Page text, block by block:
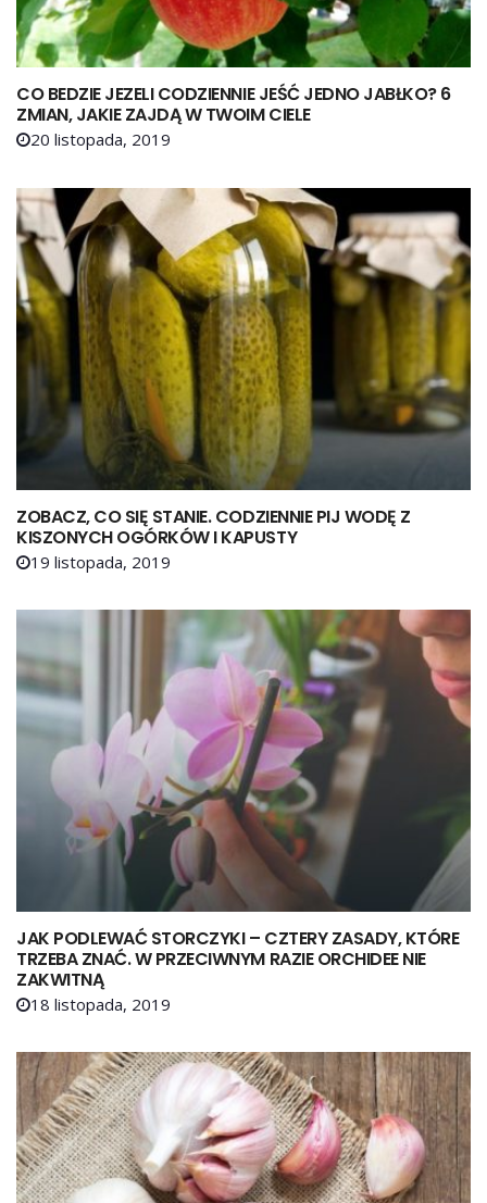
CO BEDZIE JEZELI CODZIENNIE JEŚĆ JEDNO JABŁKO? 6
ZMIAN, JAKIE ZAJDĄ W TWOIM CIELE
20 listopada, 2019
ZOBACZ, CO SIĘ STANIE. CODZIENNIE PIJ WODĘ Z
KISZONYCH OGÓRKÓW I KAPUSTY
19 listopada, 2019
JAK PODLEWAĆ STORCZYKI – CZTERY ZASADY, KTÓRE
TRZEBA ZNAĆ. W PRZECIWNYM RAZIE ORCHIDEE NIE
ZAKWITNĄ
18 listopada, 2019